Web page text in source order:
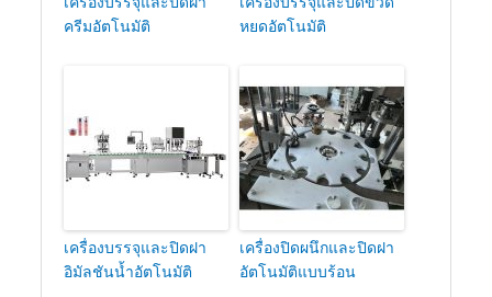
ครีมอัตโนมัติ
หยดอัตโนมัติ
เครื่องบรรจุและปิดฝา
อิมัลชันน้ำอัตโนมัติ
เครื่องปิดผนึกและปิดฝา
อัตโนมัติแบบร้อน